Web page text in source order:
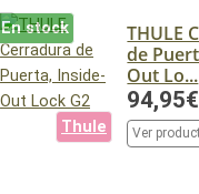
En stock
Thule
THULE
de
Out Lo...
94,95€
Ver